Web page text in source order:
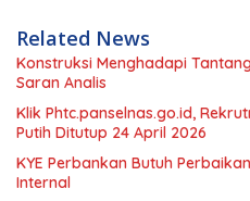
Related News
Konstruksi Menghadapi
Saran Analis
Klik Phtc.panselnas.go.id,
Putih Ditutup 24 April 2026
KYE Perbankan Butuh
Internal